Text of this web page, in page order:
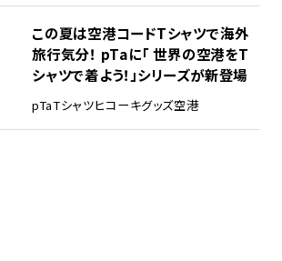
この夏は空港コードTシャツで海外
旅行気分！ pTaに「 世界の空港をT
シャツで着よう！」シリーズが新登場
pTaTシャツヒコーキグッズ空港